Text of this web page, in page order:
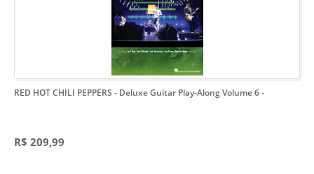
RED HOT CHILI PEPPERS - Deluxe Guitar Play-Along Volume 6-
R$ 209,99